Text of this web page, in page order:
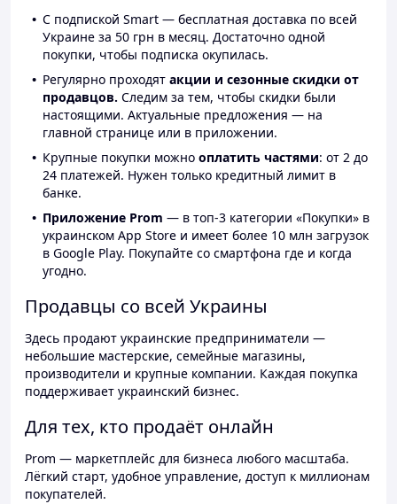
С подпиской Smart — бесплатная доставка по всей
Украине за 50 грн в месяц. Достаточно одной
покупки, чтобы подписка окупилась.
Регулярно проходят акции и сезонные скидки от
продавцов. Следим за тем, чтобы скидки были
настоящими. Актуальные предложения — на
главной странице или в приложении.
Крупные покупки можно оплатить частями: от 2 до
24 платежей. Нужен только кредитный лимит в
банке.
Приложение Prom — в топ-3 категории «Покупки» в
украинском App Store и имеет более 10 млн загрузок
в Google Play. Покупайте со смартфона где и когда
угодно.
Продавцы со всей Украины
Здесь продают украинские предприниматели —
небольшие мастерские, семейные магазины,
производители и крупные компании. Каждая покупка
поддерживает украинский бизнес.
Для тех, кто продаёт онлайн
Prom — маркетплейс для бизнеса любого масштаба.
Лёгкий старт, удобное управление, доступ к миллионам
покупателей.